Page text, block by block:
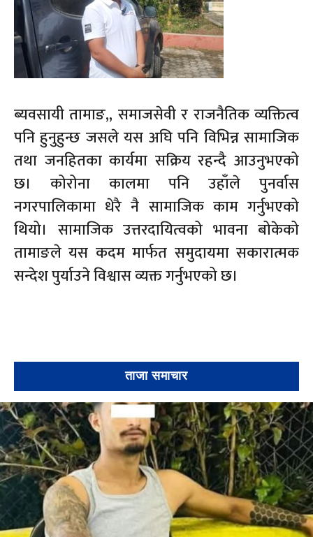
ब्यवसायी तामाङ,, समाजसेवी र राजनैतिक व्यक्तित्व
पनि हुनुहुन्छ जसले यस अघि पनि विभिन्न सामाजिक
तथा जनहितका कार्यमा सक्रिय रहन्दै आउनुभएको
छ। कोरोना कालमा पनि उहाँले पुनर्वास
नगरपालिकामा धेरै नै सामाजिक काम गर्नुभएको
थियो। सामाजिक उत्तरदायित्वको भावना बोकेको
तामाङले यस कदम मार्फत समुदायमा सकारात्मक
सन्देश पुर्याउने विश्वास व्यक्त गर्नुभएको छ।
ताजा समाचार